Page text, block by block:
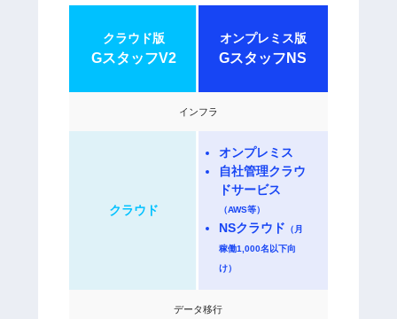
クラウド版
GスタッフV2
オンプレミス版
GスタッフNS
インフラ
クラウド
オンプレミス
自社管理クラウ
ドサービス
（AWS等）
NSクラウド （月
稼働1,000名以下向
け）
データ移行